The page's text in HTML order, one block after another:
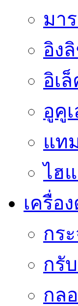
มา
อิง
อิเ
อูคูเ
แท
ไฮ
เครื่อ
กร
กรับ
กล